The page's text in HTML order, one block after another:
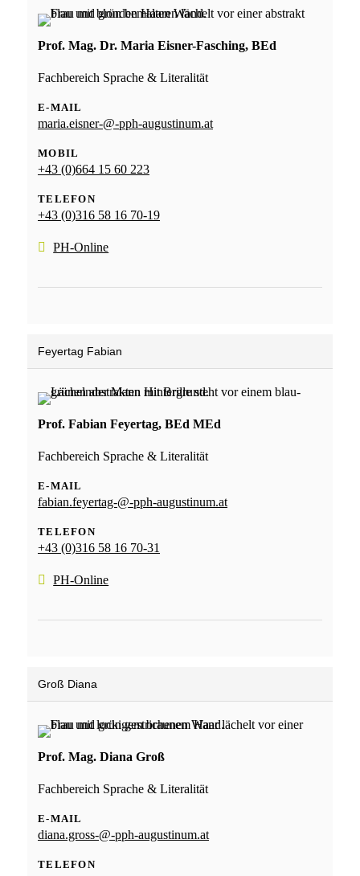
Prof. Mag. Dr. Maria Eisner-Fasching, BEd
Fachbereich Sprache & Literalität
E-MAIL
maria.eisner-@-pph-augustinum.at
MOBIL
+43 (0)664 15 60 223
TELEFON
+43 (0)316 58 16 70-19
PH-Online
Feyertag Fabian
Prof. Fabian Feyertag, BEd MEd
Fachbereich Sprache & Literalität
E-MAIL
fabian.feyertag-@-pph-augustinum.at
TELEFON
+43 (0)316 58 16 70-31
PH-Online
Groß Diana
Prof. Mag. Diana Groß
Fachbereich Sprache & Literalität
E-MAIL
diana.gross-@-pph-augustinum.at
TELEFON